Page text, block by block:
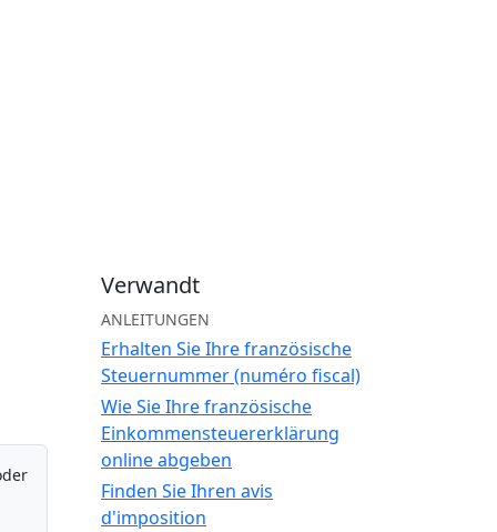
Verwandt
ANLEITUNGEN
Erhalten Sie Ihre französische
Steuernummer (numéro fiscal)
Wie Sie Ihre französische
Einkommensteuererklärung
online abgeben
Finden Sie Ihren avis
d'imposition